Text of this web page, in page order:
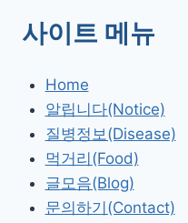
사이트 메뉴
Home
알립니다(Notice)
질병정보(Disease)
먹거리(Food)
글모음(Blog)
문의하기(Contact)